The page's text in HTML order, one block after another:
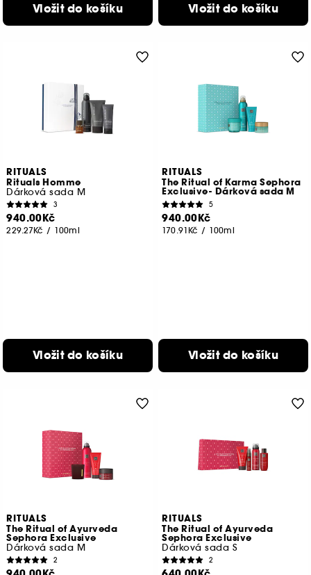
Vložit do košíku Vložit do košíku
RITUALS
Rituals Homme
Dárková sada M
3
940.00Kč
229.27Kč / 100ml
Vložit do košíku
RITUALS
The Ritual of Karma Sephora
Exclusive- Dárková sada M
5
940.00Kč
170.91Kč / 100ml
Vložit do košíku
RITUALS
The Ritual of Ayurveda
Sephora Exclusive
Dárková sada M
2
RITUALS
The Ritual of Ayurveda
Sephora Exclusive
Dárková sada S
2